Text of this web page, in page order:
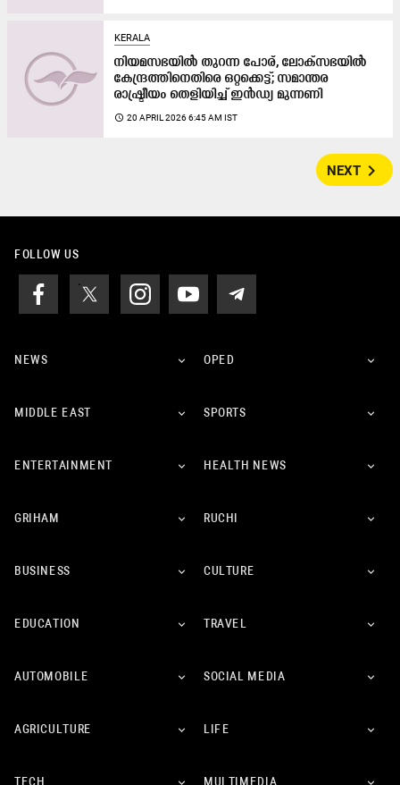
KERALA
നിയമസഭയിൽ തുറന്ന പോര്, ലോക്സഭയിൽ
കേന്ദ്രത്തിനെതി​രെ ഒറ്റക്കെട്ട്; സമാന്തര
രാഷ്ട്രീയം തെളിയിച്ച് ഇൻഡ്യ മുന്നണി
access_time 20 APRIL 2026 6:45 AM IST
NEXT navigate_next
FOLLOW US
NEWS OPED
MIDDLE EAST SPORTS
ENTERTAINMENT HEALTH NEWS
GRIHAM RUCHI
BUSINESS CULTURE
EDUCATION TRAVEL
AUTOMOBILE SOCIAL MEDIA
AGRICULTURE LIFE